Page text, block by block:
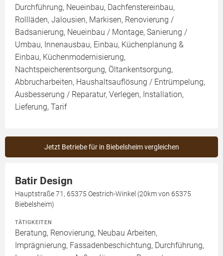
Durchführung, Neueinbau, Dachfenstereinbau,
Rollläden, Jalousien, Markisen, Renovierung /
Badsanierung, Neueinbau / Montage, Sanierung /
Umbau, Innenausbau, Einbau, Küchenplanung &
Einbau, Küchenmodernisierung,
Nachtspeicherentsorgung, Öltankentsorgung,
Abbrucharbeiten, Haushaltsauflösung / Entrümpelung,
Ausbesserung / Reparatur, Verlegen, Installation,
Lieferung, Tarif
Jetzt Betriebe für in Biebelsheim vergleichen
Batir Design
Hauptstraße 71, 65375 Oestrich-Winkel (20km von 65375
Biebelsheim)
TÄTIGKEITEN
Beratung, Renovierung, Neubau Arbeiten,
Imprägnierung, Fassadenbeschichtung, Durchführung,